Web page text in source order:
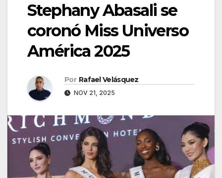
Stephany Abasali se
coronó Miss Universo
América 2025
Por Rafael Velásquez
NOV 21, 2025